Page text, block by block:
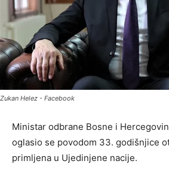
Zukan Helez - Facebook
Ministar odbrane Bosne i
oglasio se povodom 33. godišnjice
primljena u Ujedinjene nacije.